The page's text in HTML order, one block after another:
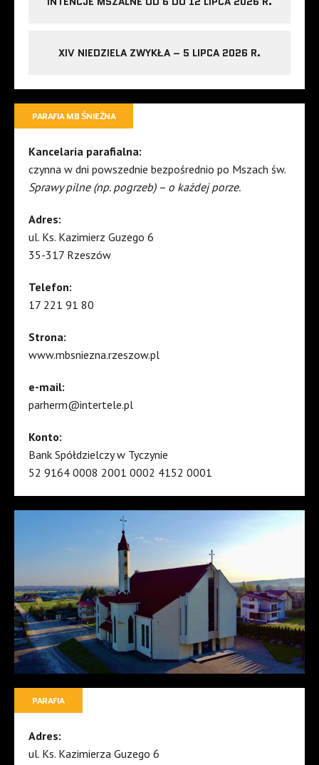
XIV NIEDZIELA ZWYKŁA – 5 LIPCA 2026 R.
PARAFIA MB ŚNIEŻNA
Kancelaria parafialna:
czynna w dni powszednie bezpośrednio po Mszach św.
Sprawy pilne (np. pogrzeb) – o każdej porze.
Adres:
ul. Ks. Kazimierz Guzego 6
35-317 Rzeszów
Telefon:
17 221 91 80
Strona:
www.mbsniezna.rzeszow.pl
e-mail:
parherm@intertele.pl
Konto:
Bank Spółdzielczy w Tyczynie
52 9164 0008 2001 0002 4152 0001
PARAFIA
Adres:
ul. Ks. Kazimierza Guzego 6